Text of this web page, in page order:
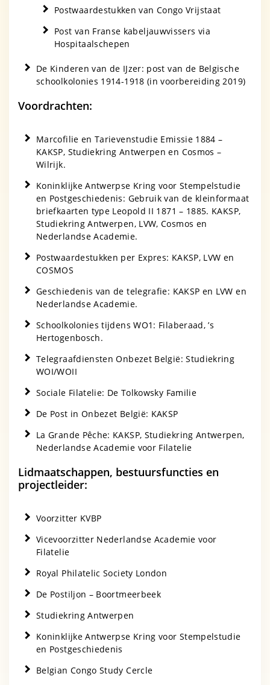
Postwaardestukken van Congo Vrijstaat
Post van Franse kabeljauwvissers via
Hospitaalschepen
De Kinderen van de IJzer: post van de Belgische
schoolkolonies 1914-1918 (in voorbereiding 2019)
Voordrachten:
Marcofilie en Tarievenstudie Emissie 1884 –
KAKSP, Studiekring Antwerpen en Cosmos –
Wilrijk.
Koninklijke Antwerpse Kring voor Stempelstudie
en Postgeschiedenis: Gebruik van de kleinformaat
briefkaarten type Leopold II 1871 – 1885. KAKSP,
Studiekring Antwerpen, LVW, Cosmos en
Nederlandse Academie.
Postwaardestukken per Expres: KAKSP, LVW en
COSMOS
Geschiedenis van de telegrafie: KAKSP en LVW en
Nederlandse Academie.
Schoolkolonies tijdens WO1: Filaberaad, ’s
Hertogenbosch.
Telegraafdiensten Onbezet België: Studiekring
WOI/WOII
Sociale Filatelie: De Tolkowsky Familie
De Post in Onbezet België: KAKSP
La Grande Pêche: KAKSP, Studiekring Antwerpen,
Nederlandse Academie voor Filatelie
Lidmaatschappen, bestuursfuncties en
projectleider:
Voorzitter KVBP
Vicevoorzitter Nederlandse Academie voor
Filatelie
Royal Philatelic Society London
De Postiljon – Boortmeerbeek
Studiekring Antwerpen
Koninklijke Antwerpse Kring voor Stempelstudie
en Postgeschiedenis
Belgian Congo Study Cercle